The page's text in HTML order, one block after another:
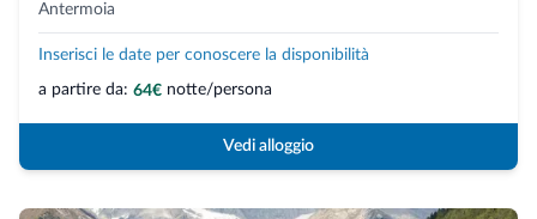
Antermoia
Inserisci le date per conoscere la disponibilità
a partire da: 64€ notte/persona
Vedi alloggio